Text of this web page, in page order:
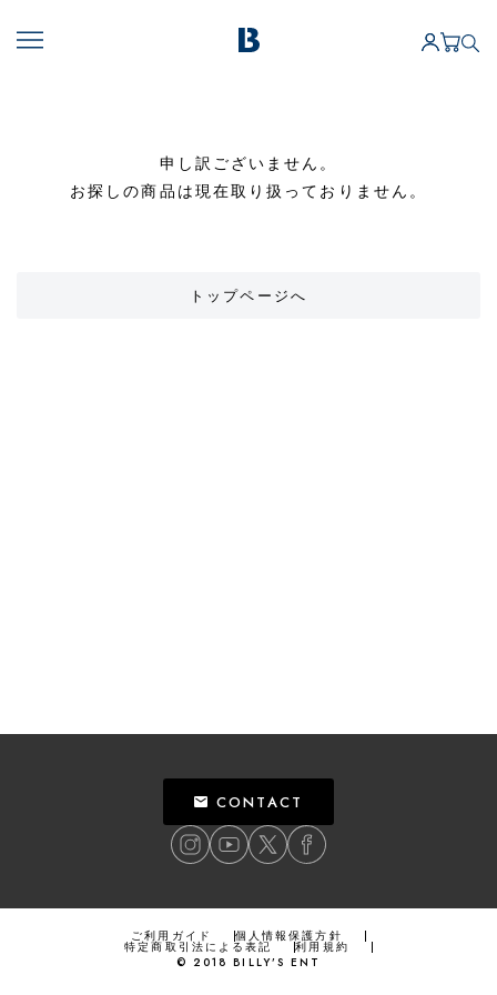
申し訳ございません。
お探しの商品は現在取り扱っておりません。
トップページへ
CONTACT
ご利用ガイド 個人情報保護方針
特定商取引法による表記
利用規約
© 2018 BILLY’S ENT